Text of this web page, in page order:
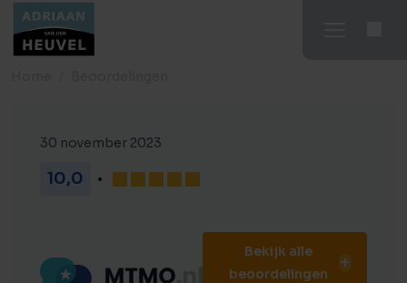
30 november 2023
10,0
Bekijk alle
beoordelingen